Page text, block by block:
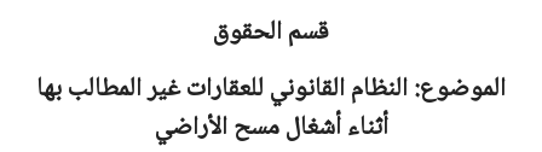
قسم الحقوق
الموضوع: النظام القانوني للعقارات غير المطالب بها
أثناء أشغال مسح الأراضي